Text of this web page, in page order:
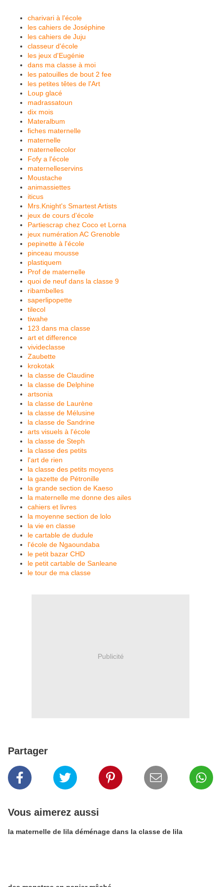
charivari à l'école
les cahiers de Joséphine
les cahiers de Juju
classeur d'école
les jeux d'Eugénie
dans ma classe à moi
les patouilles de bout 2 fee
les petites têtes de l'Art
Loup glacé
madrassatoun
dix mois
Materalbum
fiches maternelle
maternelle
maternellecolor
Fofy a l'école
maternelleservins
Moustache
animassiettes
iticus
Mrs.Knight's Smartest Artists
jeux de cours d'école
Partiescrap chez Coco et Lorna
jeux numération AC Grenoble
pepinette à l'école
pinceau mousse
plastiquem
Prof de maternelle
quoi de neuf dans la classe 9
ribambelles
saperlipopette
tilecol
tiwahe
123 dans ma classe
art et difference
vivideclasse
Zaubette
krokotak
la classe de Claudine
la classe de Delphine
artsonia
la classe de Laurène
la classe de Mélusine
la classe de Sandrine
arts visuels à l'école
la classe de Steph
la classe des petits
l'art de rien
la classe des petits moyens
la gazette de Pétronille
la grande section de Kaeso
la maternelle me donne des ailes
cahiers et livres
la moyenne section de lolo
la vie en classe
le cartable de dudule
l'école de Ngaoundaba
le petit bazar CHD
le petit cartable de Sanleane
le tour de ma classe
Publicité
Partager
Vous aimerez aussi
la maternelle de lila déménage dans la classe de lila